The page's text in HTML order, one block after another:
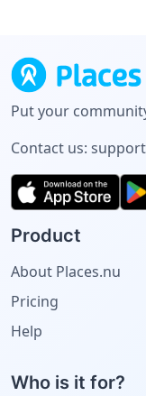
Put your
Contact us:
Product
About Places.nu
Pricing
Help
Who is it for?